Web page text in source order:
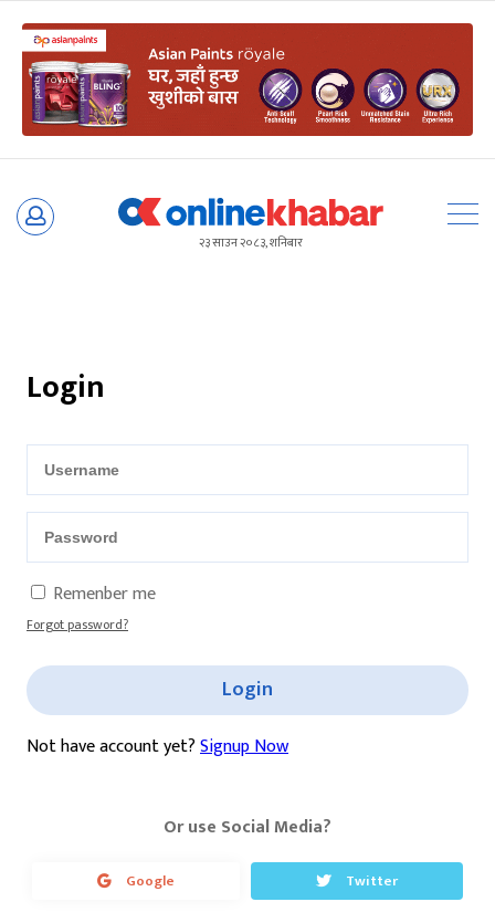
Skip
२३ साउन २०८३, शनिबार
Login
Remenber me
Forgot password?
Login
Not have account yet?Signup Now
Or use Social Media?
Google Twitter